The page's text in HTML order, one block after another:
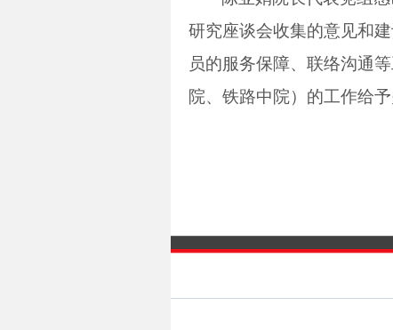
研究座谈会收集的意见和
员的服务保障、联络沟通
院、铁路中院）的工作给予